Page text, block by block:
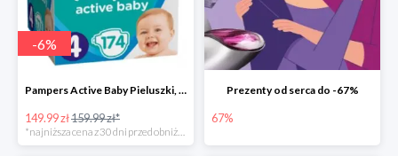
-6%
Pampers Active Baby Pieluszki, rozmiar 4
149.99 zł159.99 zł*
Prezenty od serca do -67%
67%